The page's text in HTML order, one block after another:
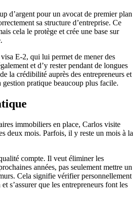
d’argent pour un avocat de premier plan
sa structure d’entreprise. Ce
cela le protège et crée une base sur
E-2, qui lui permet de mener des
et d’y rester pendant de longues
la crédibilité auprès des entrepreneurs et
gestion pratique beaucoup plus facile.
immobiliers en place, Carlos visite
deux mois. Parfois, il y reste un mois à la
compte. Il veut éliminer les
années, pas seulement mettre un
Cela signifie vérifier personnellement
s’assurer que les entrepreneurs font les